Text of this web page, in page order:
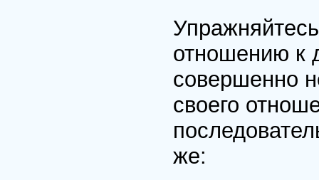
отношению к
совершенно
своего
же: